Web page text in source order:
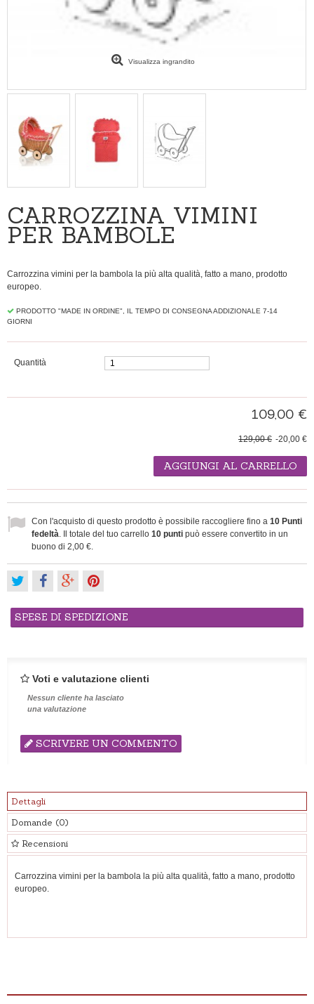
Visualizza ingrandito
CARROZZINA VIMINI
PER BAMBOLE
Carrozzina vimini per la bambola la più alta qualità, fatto a mano, prodotto
europeo.
PRODOTTO "MADE IN ORDINE", IL TEMPO DI CONSEGNA ADDIZIONALE 7-14
GIORNI
Quantità
109,00 €
-20,00 €
129,00 €
AGGIUNGI AL CARRELLO
Con l'acquisto di questo prodotto è possibile raccogliere fino a 10 Punti
fedeltà . Il totale del tuo carrello 10 punti può essere convertito in un
buono di 2,00 €
SPESE DI SPEDIZIONE
Voti e valutazione clienti
Nessun cliente ha lasciato
una valutazione
SCRIVERE UN COMMENTO
Dettagli
Domande (0)
Recensioni
Carrozzina vimini per la bambola la più alta qualità, fatto a mano, prodotto
europeo.